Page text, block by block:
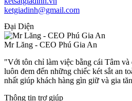
ketgiadinh@gmail.com
Đại Diện
Mr Lăng - CEO Phú Gia An
"Với tôn chỉ làm việc bằng cái Tâm và
luôn đem đến những chiếc két sắt an
nhất giúp khách hàng gìn giữ và gia
Thông tin trợ giúp